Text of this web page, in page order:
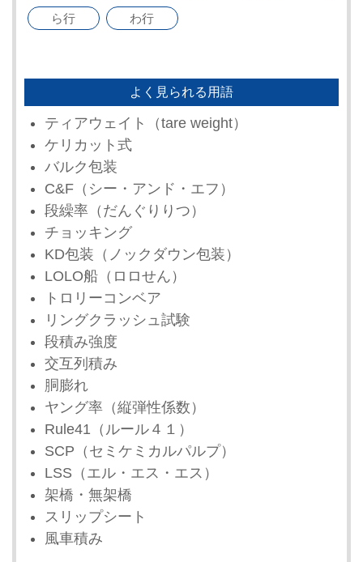
ら行 わ行
よく見られる用語
ティアウェイト（tare weight）
ケリカット式
バルク包装
C&F（シー・アンド・エフ）
段繰率（だんぐりりつ）
チョッキング
KD包装（ノックダウン包装）
LOLO船（ロロせん）
トロリーコンベア
リングクラッシュ試験
段積み強度
交互列積み
胴膨れ
ヤング率（縦弾性係数）
Rule41（ルール４１）
SCP（セミケミカルパルプ）
LSS（エル・エス・エス）
架橋・無架橋
スリップシート
風車積み